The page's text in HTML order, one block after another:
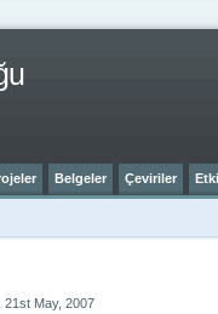
Belgeler Çeviriler
21st May, 2007